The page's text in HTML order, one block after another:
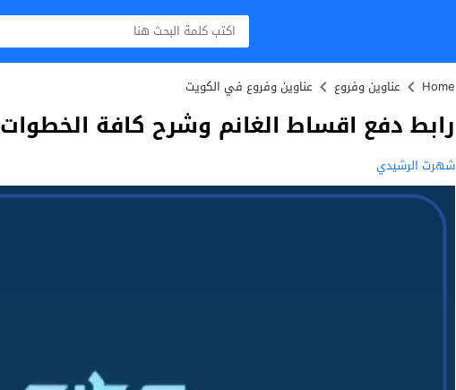
Home عناوين وفروع عناوين وفروع في الكويت
رابط دفع اقساط الغانم وشرح كافة الخطوات 2025
شهرت الرشيدي